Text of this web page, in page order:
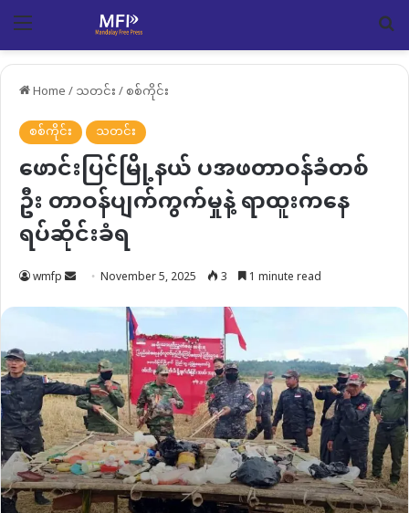
Menu
Home/သတင်း/စစ်ကိုင်း
စစ်ကိုင်း
သတင်း
ဖောင်းပြင်မြို့နယ် ပအဖတာဝန်ခံတစ်
ဦး တာဝန်ပျက်ကွက်မှုနဲ့ ရာထူးကနေ
ရပ်ဆိုင်းခံရ
wmfp SendNovember 5, 2025 3 1 minute read